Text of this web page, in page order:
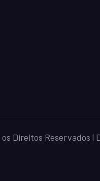
Direitos Reservados |